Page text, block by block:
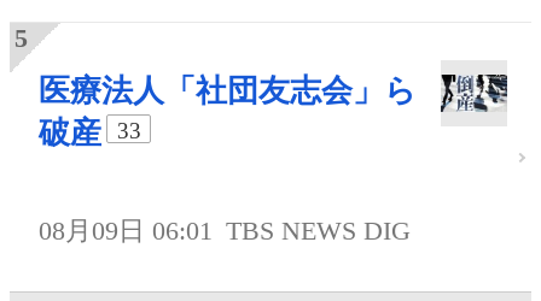
医療法人「社団友志会」ら
破産
33
08月09日 06:01 TBS NEWS DIG